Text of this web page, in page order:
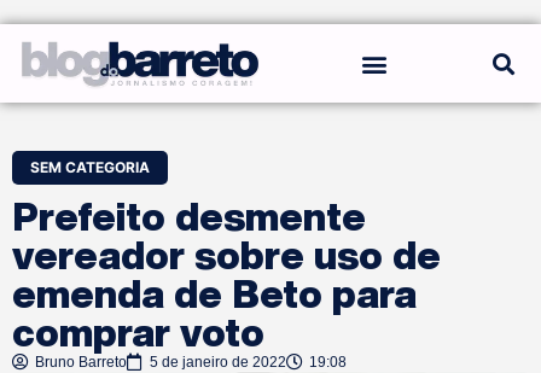
SEM CATEGORIA
Prefeito desmente
vereador sobre uso de
emenda de Beto para
comprar voto
Bruno Barreto 5 de janeiro de 2022 19:08